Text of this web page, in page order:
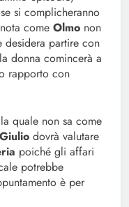
si complicheranno
come Olmo non
partire con
donna comincerà a
rapporto con
quale non sa come
Giulio dovrà valutare
poiché gli affari
potrebbe
è per